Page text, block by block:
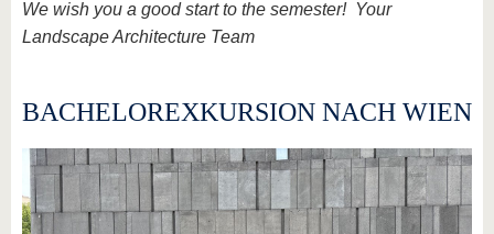
We wish you a good start to the semester! Your
Landscape Architecture Team
BACHELOREXKURSION NACH WIEN